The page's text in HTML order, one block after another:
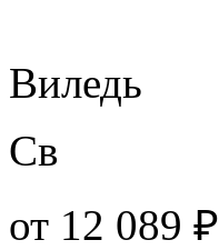
Виледь
Св
от 12 089 ₽